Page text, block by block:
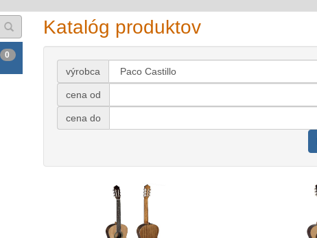
0
Katalóg produktov
výrobca
cena od
cena do